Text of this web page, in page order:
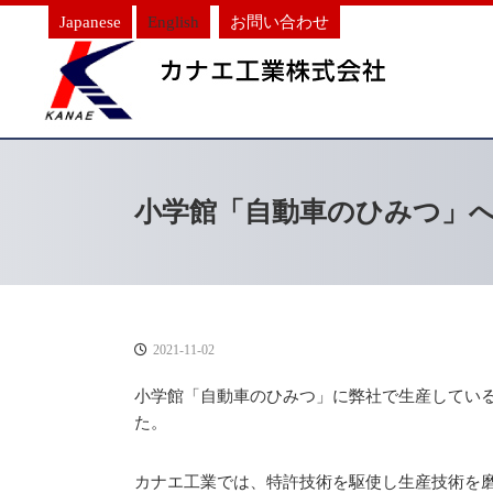
English
Japanese お問い合わせ
小学館「自動車のひみつ」
2021-11-02
小学館「自動車のひみつ」 に弊社で生産してい
た。
カナエ工業では、特許技術を駆使し生産技術を